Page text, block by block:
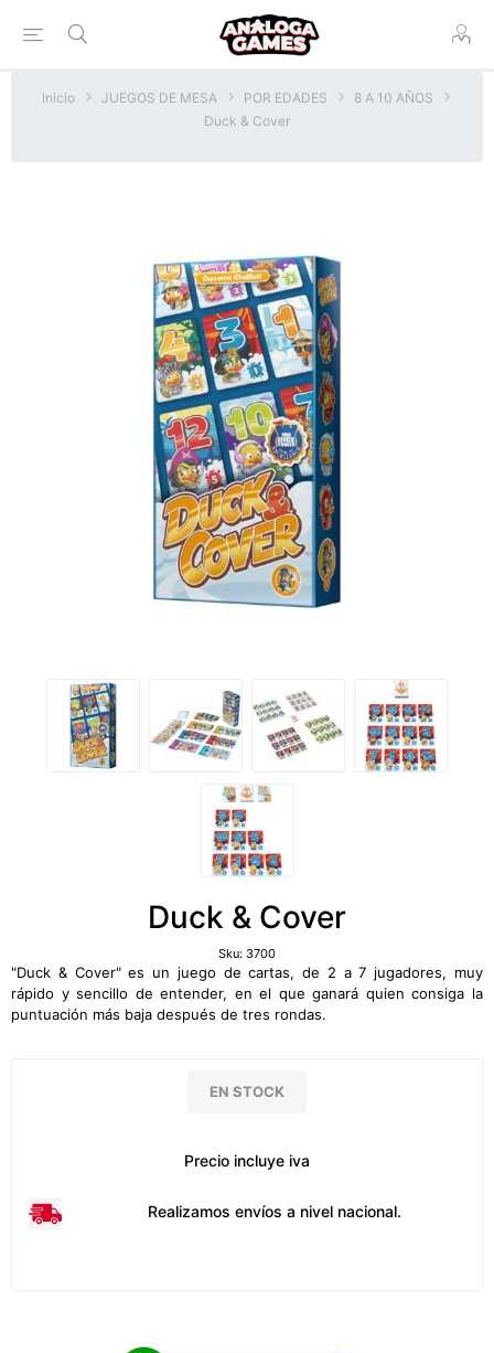
Inicio JUEGOS DE MESA POR EDADES
8 A 10 AÑOS
Duck & Cover
Duck & Cover
Sku: 3700
"Duck & Cover" es un juego de cartas, de 2 a 7 jugadores, muy
rápido y sencillo de entender, en el que ganará quien consiga la
puntuación más baja después de tres rondas.
EN STOCK
Precio incluye iva
Realizamos envíos a nivel nacional.